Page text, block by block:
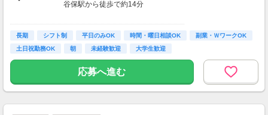
入金できます（事前システム登録必須）
後、日払いの申請が可能になります。（規定
有）
※火曜日締め。翌週の金曜日に銀行振込
◆支払方法：月払い
週1～2日勤務（月30時間勤務）
約45,900円（重度訪問従事者養成研修修了者）
約46,500円（介護福祉士）
谷保駅から徒歩で約14分
※自転車、バイク通勤可、駐輪場あり（無料）
長期 シフト制 平日のみOK 時間・曜日相談OK
副業・ＷワークOK
土日祝勤務OK
朝 未経験歓迎 大学生歓迎
応募へ進む